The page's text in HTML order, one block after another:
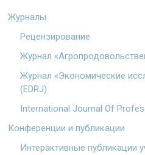
Журналы
Рецензирование
Журнал
Журнал «Экономические
(EDRJ)
International Journal Of
Конференции и публикации
Интерактивные публикации